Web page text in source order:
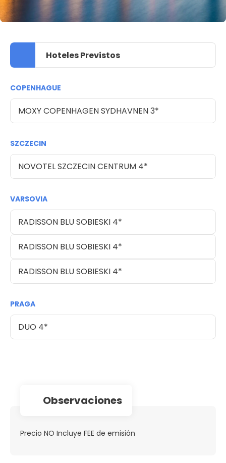
Hoteles Previstos
COPENHAGUE
MOXY COPENHAGEN SYDHAVNEN 3*
SZCZECIN
NOVOTEL SZCZECIN CENTRUM 4*
VARSOVIA
RADISSON BLU SOBIESKI 4*
RADISSON BLU SOBIESKI 4*
RADISSON BLU SOBIESKI 4*
PRAGA
DUO 4*
observaciones
Precio NO Incluye FEE de emisión